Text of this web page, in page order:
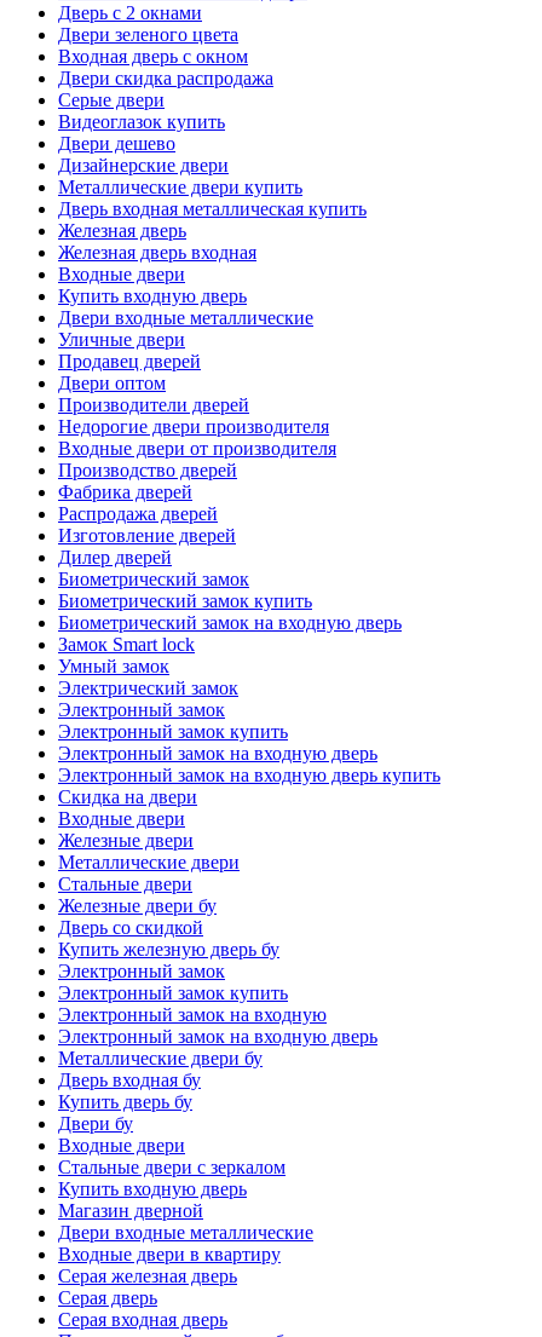
Дверь с 2 окнами
Двери зеленого цвета
Входная дверь с окном
Двери скидка распродажа
Серые двери
Видеоглазок купить
Двери дешево
Дизайнерские двери
Металлические двери купить
Дверь входная металлическая купить
Железная дверь
Железная дверь входная
Входные двери
Купить входную дверь
Двери входные металлические
Уличные двери
Продавец дверей
Двери оптом
Производители дверей
Недорогие двери производителя
Входные двери от производителя
Производство дверей
Фабрика дверей
Распродажа дверей
Изготовление дверей
Дилер дверей
Биометрический замок
Биометрический замок купить
Биометрический замок на входную дверь
Замок Smart lock
Умный замок
Электрический замок
Электронный замок
Электронный замок купить
Электронный замок на входную дверь
Электронный замок на входную дверь купить
Скидка на двери
Входные двери
Железные двери
Металлические двери
Стальные двери
Железные двери бу
Дверь со скидкой
Купить железную дверь бу
Электронный замок
Электронный замок купить
Электронный замок на входную
Электронный замок на входную дверь
Металлические двери бу
Дверь входная бу
Купить дверь бу
Двери бу
Входные двери
Стальные двери с зеркалом
Купить входную дверь
Магазин дверной
Двери входные металлические
Входные двери в квартиру
Серая железная дверь
Серая дверь
Серая входная дверь